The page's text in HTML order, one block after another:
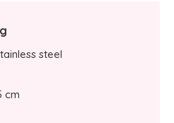
steel
cm